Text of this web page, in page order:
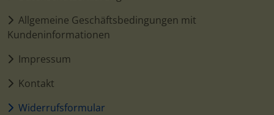
Allgemeine Geschäftsbedingungen mit
Kundeninformationen
Impressum
Kontakt
Widerrufsformular